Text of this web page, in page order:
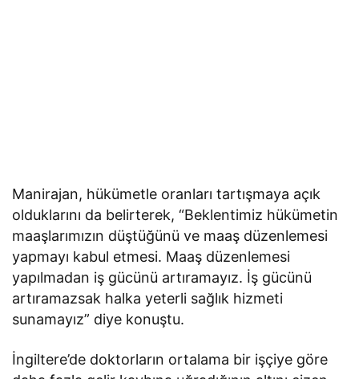
Manirajan, hükümetle oranları tartışmaya açık
olduklarını da belirterek, “Beklentimiz hükümetin
maaşlarımızın düştüğünü ve maaş düzenlemesi
yapmayı kabul etmesi. Maaş düzenlemesi
yapılmadan iş gücünü artıramayız. İş gücünü
artıramazsak halka yeterli sağlık hizmeti
sunamayız” diye konuştu.
İngiltere’de doktorların ortalama bir işçiye göre